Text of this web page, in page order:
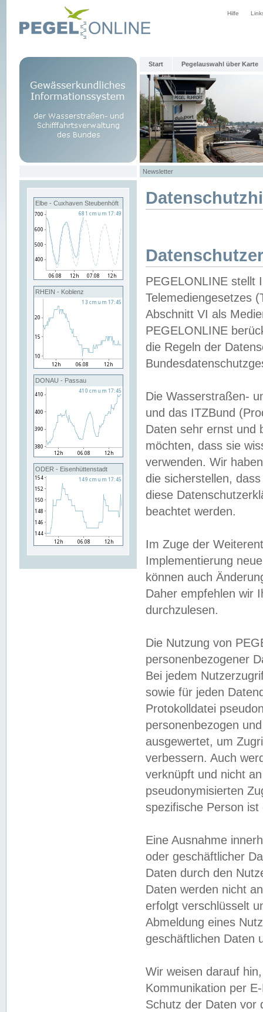
Hilfe
Start Pegelauswahl über Karte
Newsletter
Elbe - Cuxhaven Steubenhöft
RHEIN - Koblenz
DONAU - Passau
ODER - Eisenhüttenstadt
PEGELONLINE stellt
Telemediengesetzes
Abschnitt VI als
PEGELONLINE
die Regeln der
Die Wasserstraßen-
und das ITZBund
Daten sehr ernst und
möchten, dass sie
verwenden. Wir
die sicherstellen,
diese
beachtet werden.
Im Zuge der
Implementierung
können auch
Daher empfehlen wir
durchzulesen.
Die Nutzung von
personenbezogener
Bei jedem
sowie für jeden
Protokolldatei
personenbezogen
ausgewertet, um
verbessern. Auch
verknüpft und nicht
pseudonymisierten
spezifische Person
Eine Ausnahme
oder geschäftlicher
Daten durch den
Daten werden nicht
erfolgt verschlüsselt
Abmeldung eines
geschäftlichen Daten
Wir weisen darauf
Kommunikation per
Schutz der Daten vor